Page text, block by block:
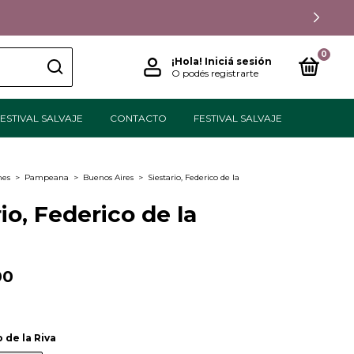
¡Hola! Iniciá sesión
O podés registrarte
0
SALVAJE CONTACTO FESTIVAL SALVAJE
> Pampeana > Buenos Aires > Siestario, Federico de la
Federico de la
de la Riva